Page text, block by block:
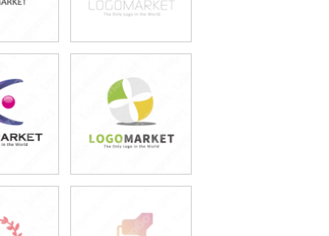
円
円)
49,800円
(税込54,780円)
円
円)
49,800円
(税込54,780円)